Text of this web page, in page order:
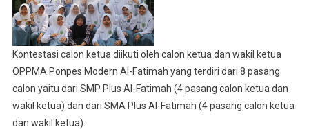
Kontestasi calon ketua diikuti oleh calon ketua dan wakil ketua
OPPMA Ponpes Modern Al-Fatimah yang terdiri dari 8 pasang
calon yaitu dari SMP Plus Al-Fatimah (4 pasang calon ketua dan
wakil ketua) dan dari SMA Plus Al-Fatimah (4 pasang calon ketua
dan wakil ketua).